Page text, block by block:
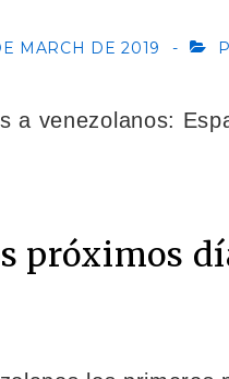
MARCH DE 2019
próximos